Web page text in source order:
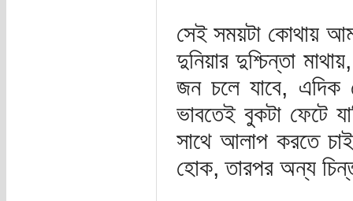
সেই সময়টা কোথায়
দুনিয়ার দুশ্চিন্তা
জন চলে যাবে, এদিক
ভাবতেই বুকটা ফেটে
সাথে আলাপ করতে
হোক, তারপর অন্য